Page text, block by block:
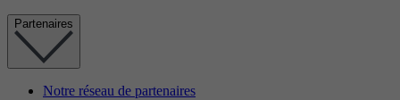
Partenaires
Notre réseau de partenaires